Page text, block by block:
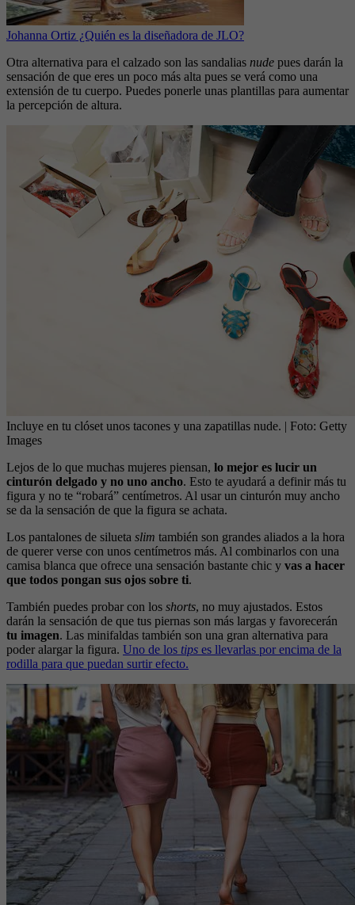
Johanna Ortiz ¿Quién es la diseñadora de JLO?
Otra alternativa para el calzado son las sandalias nude pues darán la
sensación de que eres un poco más alta pues se verá como una
extensión de tu cuerpo. Puedes ponerle unas plantillas para aumentar
la percepción de altura.
Incluye en tu clóset unos tacones y una zapatillas nude. | Foto: Getty
Images
Lejos de lo que muchas mujeres piensan, lo mejor es lucir un
cinturón delgado y no uno ancho. Esto te ayudará a definir más tu
figura y no te “robará” centímetros. Al usar un cinturón muy ancho
se da la sensación de que la figura se achata.
Los pantalones de silueta slim también son grandes aliados a la hora
de querer verse con unos centímetros más. Al combinarlos con una
camisa blanca que ofrece una sensación bastante chic y vas a hacer
que todos pongan sus ojos sobre ti.
También puedes probar con los shorts, no muy ajustados. Estos
darán la sensación de que tus piernas son más largas y favorecerán
tu imagen. Las minifaldas también son una gran alternativa para
poder alargar la figura. Uno de los tips es llevarlas por encima de la
rodilla para que puedan surtir efecto.